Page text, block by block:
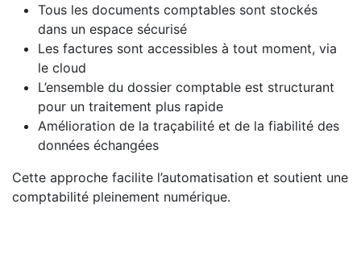
Tous les documents comptables sont stockés
dans un espace sécurisé
Les factures sont accessibles à tout moment, via
le cloud
L’ensemble du dossier comptable est structurant
pour un traitement plus rapide
Amélioration de la traçabilité et de la fiabilité des
données échangées
Cette approche facilite l’automatisation et soutient une
comptabilité pleinement numérique.